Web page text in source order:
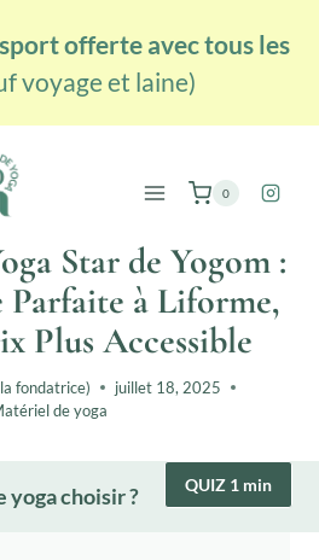
offerte avec tous les
voyage et laine)
0
Star de Yogom :
Parfaite à Liforme,
Plus Accessible
fondatrice)
juillet 18, 2025
de yoga
yoga choisir ? QUIZ 1 min